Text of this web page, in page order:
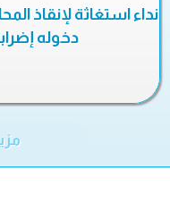
نداء استغاثة لإنقاذ
دخوله